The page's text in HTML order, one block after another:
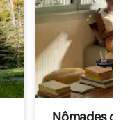
Nômades